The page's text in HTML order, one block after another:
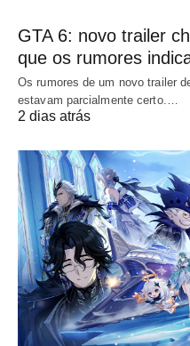
GTA 6: novo trailer
que os rumores
Os rumores de um novo trailer
estavam parcialmente certo.…
2 dias atrás